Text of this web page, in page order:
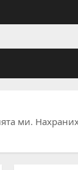
ми.